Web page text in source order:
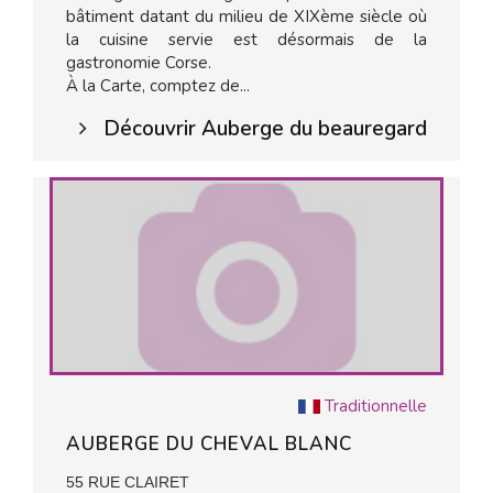
bâtiment datant du milieu de XIXème siècle où
la cuisine servie est désormais de la
gastronomie Corse.
À la Carte, comptez de...
Découvrir Auberge du beauregard
Traditionnelle
AUBERGE DU CHEVAL BLANC
55 RUE CLAIRET